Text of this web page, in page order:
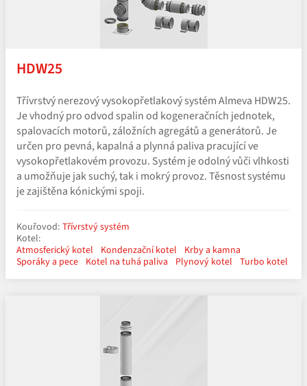
HDW25
Třívrstvý nerezový vysokopřetlakový systém Almeva HDW25.
Je vhodný pro odvod spalin od kogeneračních jednotek,
spalovacích motorů, záložních agregátů a generátorů. Je
určen pro pevná, kapalná a plynná paliva pracující ve
vysokopřetlakovém provozu. Systém je odolný vůči vlhkosti
a umožňuje jak suchý, tak i mokrý provoz. Těsnost systému
je zajištěna kónickými spoji.
Kouřovod: Třívrstvý systém
Kotel:
Atmosferický kotel
Kondenzační kotel
Krby a kamna
Sporáky a pece Kotel na tuhá paliva Plynový kotel Turbo kotel